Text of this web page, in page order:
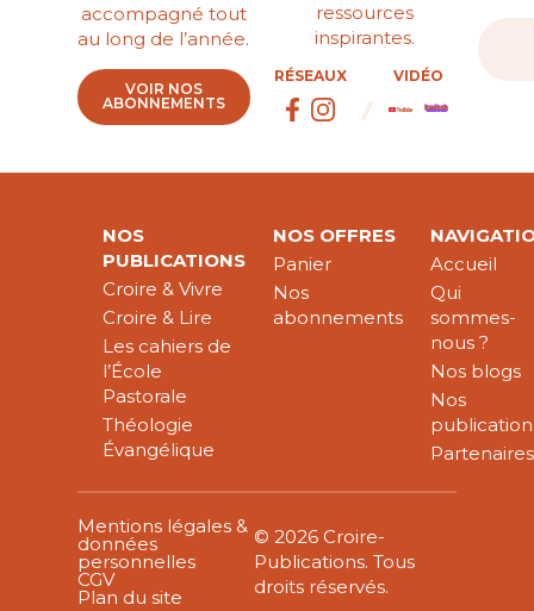
accompagné tout
au long de l’année.
VOIR NOS
ABONNEMENTS
ressources
inspirantes.
RÉSEAUX VIDÉO
NOS
PUBLICATIONS
Croire & Vivre
Croire & Lire
Les cahiers de
l’École
Pastorale
Théologie
Évangélique
NOS OFFRES
Panier
Nos
abonnements
Accueil
Qui
sommes-
nous ?
Nos blogs
Nos
Partenaires
Mentions légales &
données
personnelles
CGV
Plan du site
© 2026 Croire-
Publications. Tous
droits réservés.